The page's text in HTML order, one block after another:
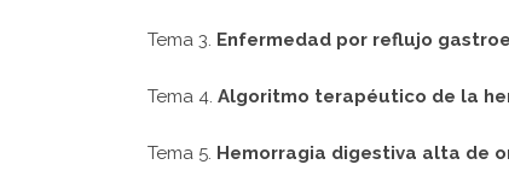
Tema 3. Enfermedad por reflujo
Tema 4. Algoritmo terapéutico de la
Tema 5. Hemorragia digestiva alta de